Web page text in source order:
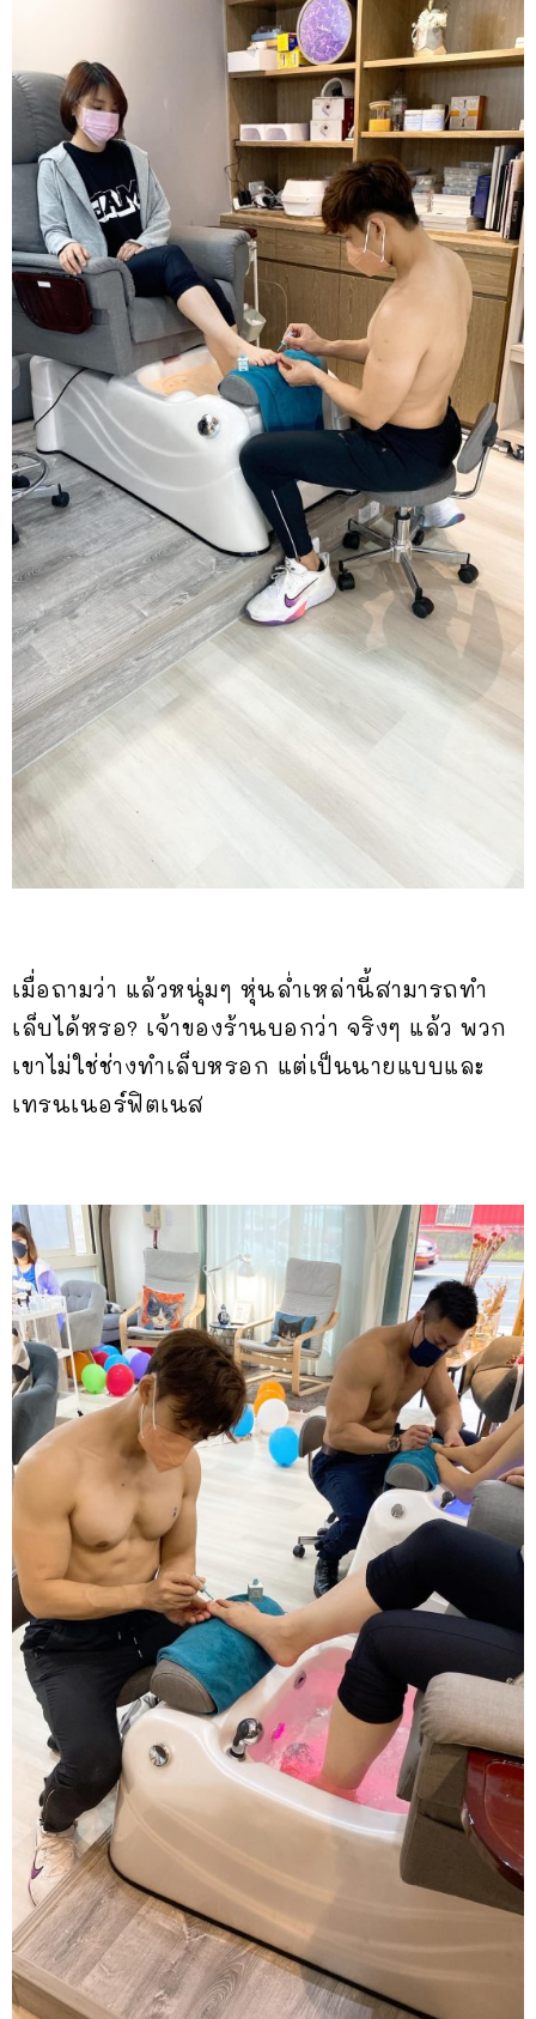
เมื่อถามว่า แล้วหนุ่มๆ หุ่นล่ำเหล่านี้สามารถทำ
เล็บได้หรอ? เจ้าของร้านบอกว่า จริงๆ แล้ว พวก
เขาไม่ใช่ช่างทำเล็บหรอก แต่เป็นนายแบบและ
เทรนเนอร์ฟิตเนส